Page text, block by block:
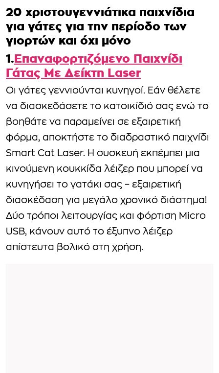
20 χριστουγεννιάτικα παιχνίδια
για γάτες για την περίοδο των
γιορτών και όχι μόνο
1.Επαναφορτιζόμενο Παιχνίδι
Γάτας Με Δείκτη Laser
Οι γάτες γεννιούνται κυνηγοί. Εάν θέλετε
να διασκεδάσετε το κατοικίδιό σας ενώ το
βοηθάτε να παραμείνει σε εξαιρετική
φόρμα, αποκτήστε το διαδραστικό παιχνίδι
Smart Cat Laser. Η συσκευή εκπέμπει μια
κινούμενη κουκκίδα λέιζερ που μπορεί να
κυνηγήσει το γατάκι σας – εξαιρετική
διασκέδαση για μεγάλο χρονικό διάστημα!
Δύο τρόποι λειτουργίας και φόρτιση Micro
USB, κάνουν αυτό το έξυπνο λέιζερ
απίστευτα βολικό στη χρήση.